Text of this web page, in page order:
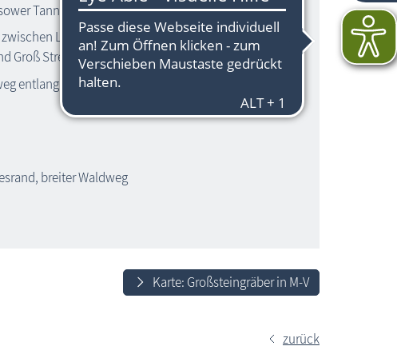
Tannen“
Lancken-Graniz (Bäckertrift, Richtung
Groß Stresow
entlang
breiter Waldweg
Karte: Großsteingräber in M-V
zurück